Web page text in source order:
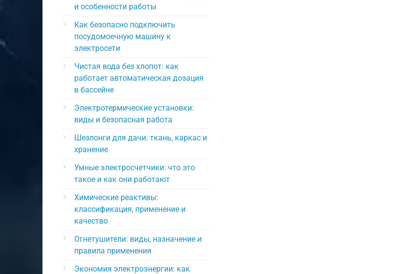
и особенности работы
Как безопасно подключить
посудомоечную машину к
электросети
Чистая вода без хлопот: как
работает автоматическая дозация
в бассейне
Электротермические установки:
виды и безопасная работа
Шезлонги для дачи: ткань, каркас и
хранение
Умные электросчетчики: что это
такое и как они работают
Химические реактивы:
классификация, применение и
качество
Огнетушители: виды, назначение и
правила применения
Экономия электроэнергии: как